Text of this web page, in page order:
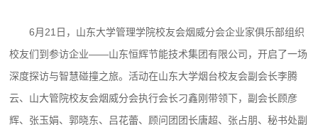
6月21日，山东大学管理学院校友会烟威分会企业家俱乐部组织
校友们到参访企业——山东恒辉节能技术集团有限公司，开启了一场
深度探访与智慧碰撞之旅。活动在山东大学烟台校友会副会长李腾
云、山大管院校友会烟威分会执行会长刁鑫刚带领下，副会长顾彦
辉、张玉娟、郭晓东、吕花蕾、顾问团团长唐超、张占朋、秘书处副